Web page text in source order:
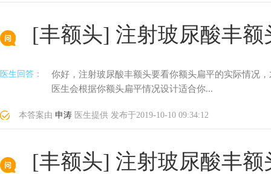
[丰额头] 注射玻尿酸丰额
医生回答：
你好，注射玻尿酸丰额头要看你额头扁平的实际情况
医生会根据你额头扁平情况设计适合你...
本答案由 申涛 医生提供 发布于2019-10-10 09:34:12
[丰额头] 注射玻尿酸丰